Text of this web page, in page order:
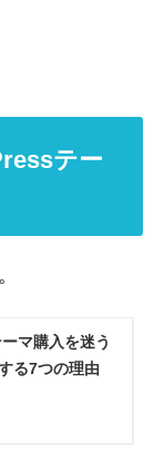
テー
マ購入を迷う
る7つの理由